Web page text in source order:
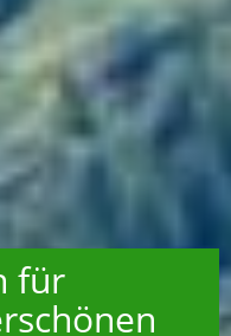
für